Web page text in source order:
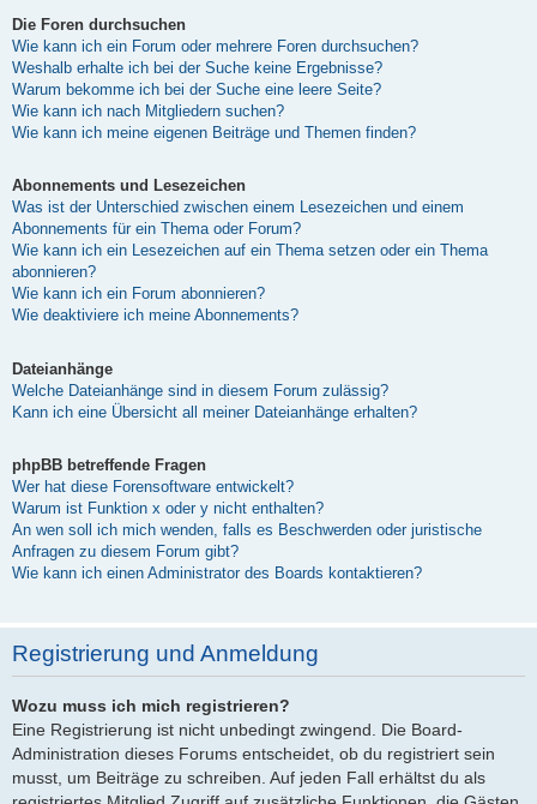
Die Foren durchsuchen
Wie kann ich ein Forum oder mehrere Foren durchsuchen?
Weshalb erhalte ich bei der Suche keine Ergebnisse?
Warum bekomme ich bei der Suche eine leere Seite?
Wie kann ich nach Mitgliedern suchen?
Wie kann ich meine eigenen Beiträge und Themen finden?
Abonnements und Lesezeichen
Was ist der Unterschied zwischen einem Lesezeichen und einem
Abonnements für ein Thema oder Forum?
Wie kann ich ein Lesezeichen auf ein Thema setzen oder ein Thema
abonnieren?
Wie kann ich ein Forum abonnieren?
Wie deaktiviere ich meine Abonnements?
Dateianhänge
Welche Dateianhänge sind in diesem Forum zulässig?
Kann ich eine Übersicht all meiner Dateianhänge erhalten?
phpBB betreffende Fragen
Wer hat diese Forensoftware entwickelt?
Warum ist Funktion x oder y nicht enthalten?
An wen soll ich mich wenden, falls es Beschwerden oder juristische
Anfragen zu diesem Forum gibt?
Wie kann ich einen Administrator des Boards kontaktieren?
Registrierung und Anmeldung
Wozu muss ich mich registrieren?
Eine Registrierung ist nicht unbedingt zwingend. Die Board-
Administration dieses Forums entscheidet, ob du registriert sein
musst, um Beiträge zu schreiben. Auf jeden Fall erhältst du als